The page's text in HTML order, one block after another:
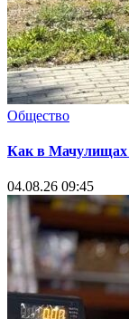
Общество
Как в Мачулищах
04.08.26 09:45